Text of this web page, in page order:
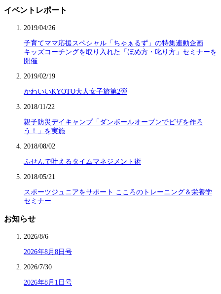
イベントレポート
2019/04/26
子育てママ応援スペシャル「ちゃぁるず」の特集連動企画
キッズコーチングを取り入れた「ほめ方・叱り方」セミナーを
開催
2019/02/19
かわいいKYOTO大人女子旅第2弾
2018/11/22
親子防災デイキャンプ「ダンボールオーブンでピザを作ろ
う！」を実施
2018/08/02
ふせんで叶えるタイムマネジメント術
2018/05/21
スポーツジュニアをサポート こころのトレーニング＆栄養学
セミナー
お知らせ
2026/8/6
2026年8月8日号
2026/7/30
2026年8月1日号